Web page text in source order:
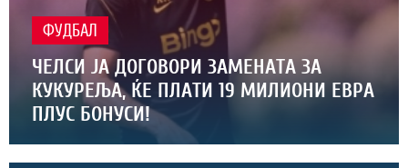
ФУДБАЛ
ЧЕЛСИ ЈА ДОГОВОРИ ЗАМЕНАТА ЗА
КУКУРЕЉА, ЌЕ ПЛАТИ 19 МИЛИОНИ ЕВРА
ПЛУС БОНУСИ!